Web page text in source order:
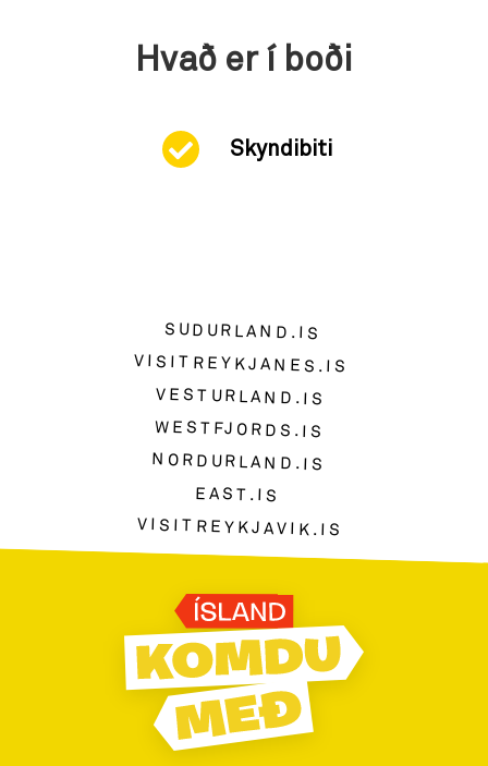
Hvað er í boði
Skyndibiti
SUDURLAND.IS
VISITREYKJANES.IS
VESTURLAND.IS
WESTFJORDS.IS
NORDURLAND.IS
EAST.IS
VISITREYKJAVIK.IS